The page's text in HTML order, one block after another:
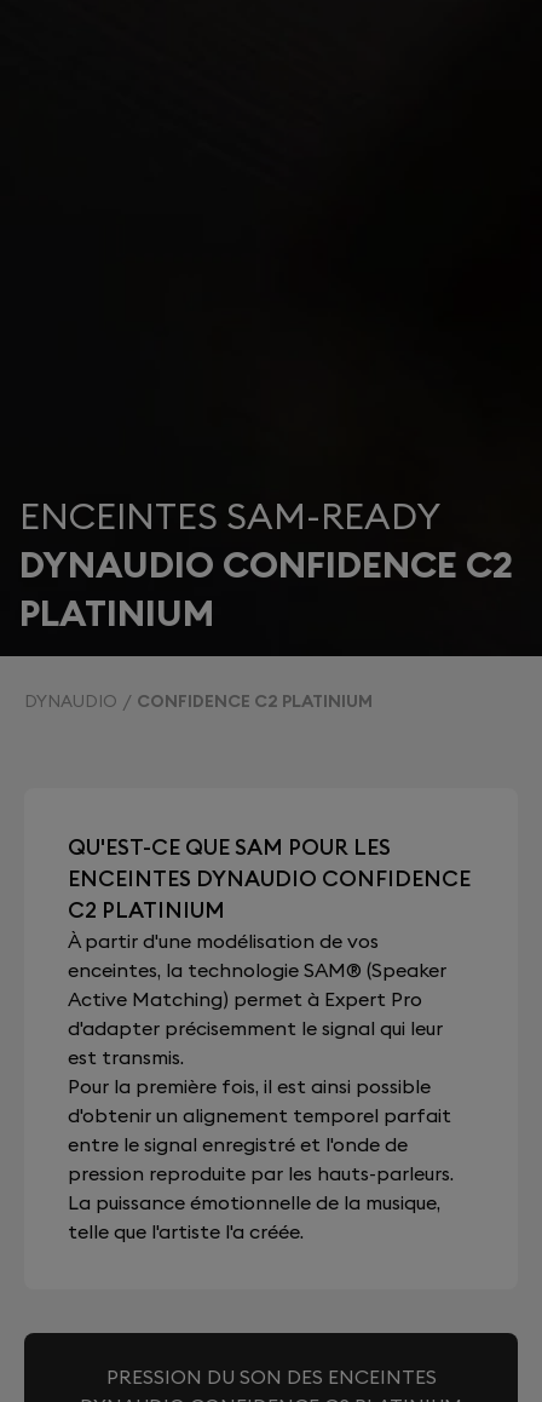
ENCEINTES SAM-READY
DYNAUDIO CONFIDENCE C2
PLATINIUM
DYNAUDIO CONFIDENCE C2 PLATINIUM
QU'EST-CE QUE SAM POUR LES
ENCEINTES DYNAUDIO CONFIDENCE
C2 PLATINIUM
À partir d'une modélisation de vos
enceintes, la technologie SAM® (Speaker
Active Matching) permet à Expert Pro
d'adapter précisemment le signal qui leur
est transmis.
Pour la première fois, il est ainsi possible
d'obtenir un alignement temporel parfait
entre le signal enregistré et l'onde de
pression reproduite par les hauts-parleurs.
La puissance émotionnelle de la musique,
telle que l'artiste l'a créée.
PRESSION DU SON DES ENCEINTES